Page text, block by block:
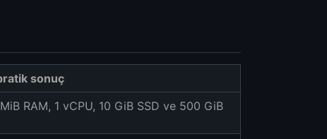
sonuç
RAM, 1 vCPU, 10 GiB SSD ve 500 GiB